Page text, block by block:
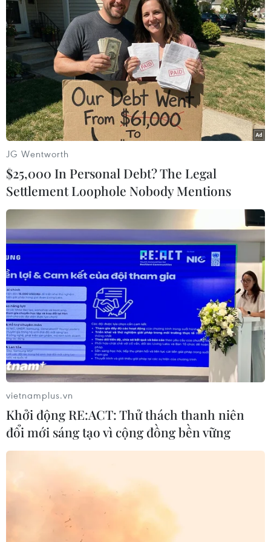
khích vụ đụng độ ở Eo biển Kerch gần bán đảo Crimea
một ngày trước đó, nhằm tạo ra cái cớ để Moskva hứng
chịu đòn trừng phạt mới.
Biên phòng Nga bắt giữ 24 thủy thủ
Ukraine tại Eo biển Kerch
26/11/2018 14:36
Ngày 26/11, Ủy viên Nhân quyền Nga Tatyana
Moskalkova cho biết lực lượng biên phòng nước này đã
bắt giữ 24 thủy thủ Ukraine ở Eo biển Kerch.
JG Wentworth
$25,000 In Personal Debt? The Legal
Settlement Loophole Nobody Mentions
vietnamplus.vn
Khởi động RE:ACT: Thử thách thanh niên
đổi mới sáng tạo vì cộng đồng bền vững